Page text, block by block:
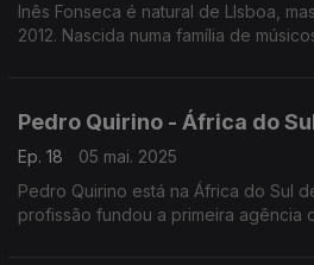
Inês Fonseca é natural de LIsboa,
2012. Nascida numa família de
Pedro Quirino - África do
Ep. 18
05 mai. 2025
Pedro Quirino está na África do Sul
profissão fundou a primeira agência